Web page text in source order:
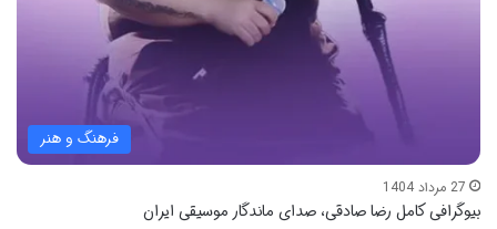
فرهنگ و هنر
27 مرداد 1404
بیوگرافی کامل رضا صادقی، صدای ماندگار موسیقی ایران